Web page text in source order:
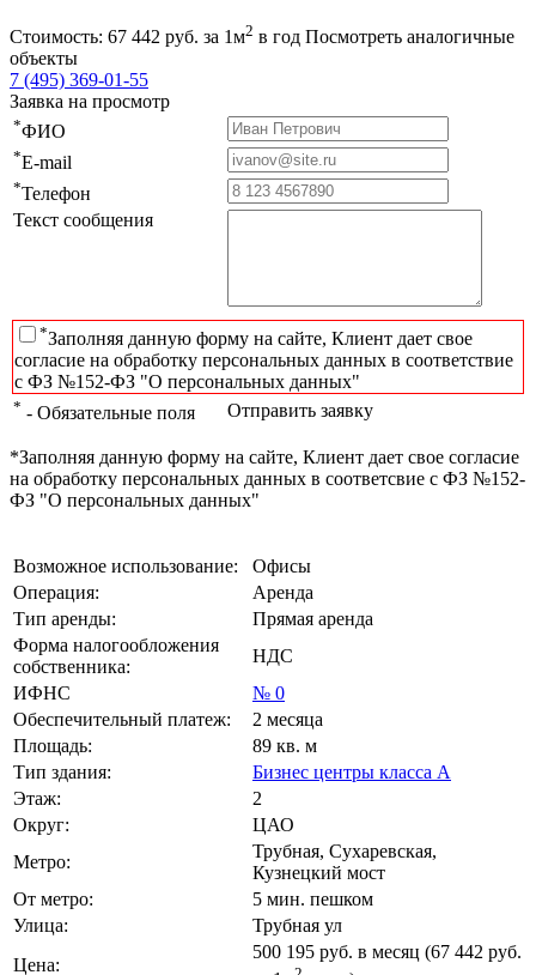
Стоимость: 67 442 руб. за 1м2 в год Посмотреть аналогичные
объекты
7 (495) 369-01-55
Заявка на просмотр
*ФИО
*E-mail
*Телефон
Текст сообщения
*Заполняя данную форму на сайте, Клиент дает свое
согласие на обработку персональных данных в соответствие
с ФЗ №152-ФЗ "О персональных данных"
* - Обязательные поля Отправить заявку
*Заполняя данную форму на сайте, Клиент дает свое согласие
на обработку персональных данных в соответсвие с ФЗ №152-
ФЗ "О персональных данных"
Возможное использование:
Офисы
Операция:
Аренда
Тип аренды:
Прямая аренда
Форма налогообложения
собственника:
НДС
ИФНС
№ 0
Обеспечительный платеж:
2 месяца
Площадь:
89 кв. м
Тип здания:
Бизнес центры класса А
Этаж:
2
Округ:
ЦАО
Метро:
Трубная, Сухаревская,
Кузнецкий мост
От метро:
5 мин. пешком
Улица:
Трубная ул
Цена:
500 195 руб. в месяц (67 442 руб.